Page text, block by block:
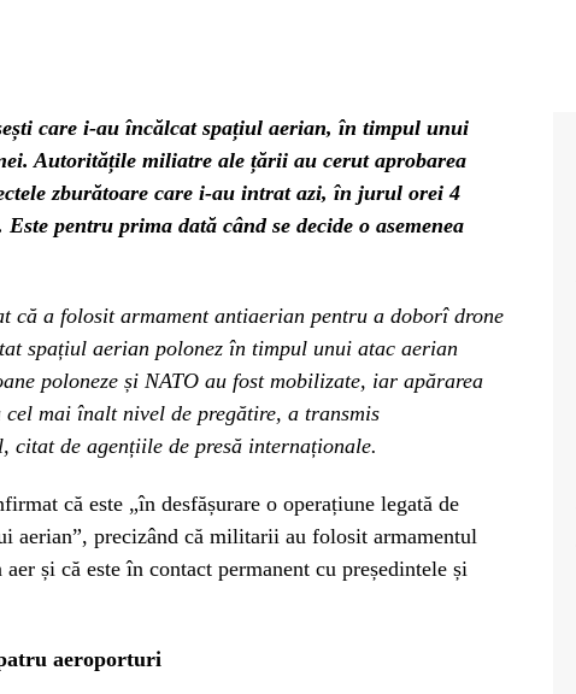
care i-au încălcat spațiul aerian, în timpul unui
Autoritățile miliatre ale țării au cerut aprobarea
zburătoare care i-au intrat azi, în jurul orei 4
pentru prima dată când se decide o asemenea
că a folosit armament antiaerian pentru a doborî drone
spațiul aerian polonez în timpul unui atac aerian
poloneze și NATO au fost mobilizate, iar apărarea
mai înalt nivel de pregătire, a transmis
citat de agențiile de presă internaționale.
că este „în desfășurare o operațiune legată de
aerian”, precizând că militarii au folosit armamentul
și că este în contact permanent cu președintele și
aeroporturi